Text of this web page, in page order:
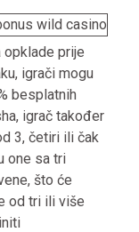
opklade prije
igrači mogu
besplatnih
igrač također
3, četiri ili čak
one sa tri
što će
od tri ili više